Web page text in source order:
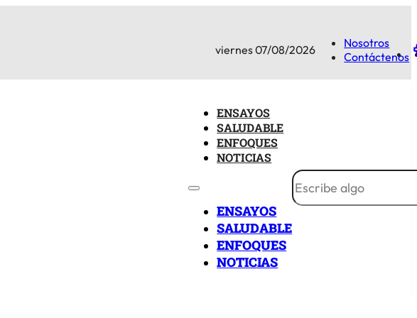
viernes 07/08/2026
Nosotros
Contáctenos
ENSAYOS
SALUDABLE
ENFOQUES
NOTICIAS
ENSAYOS
SALUDABLE
ENFOQUES
NOTICIAS